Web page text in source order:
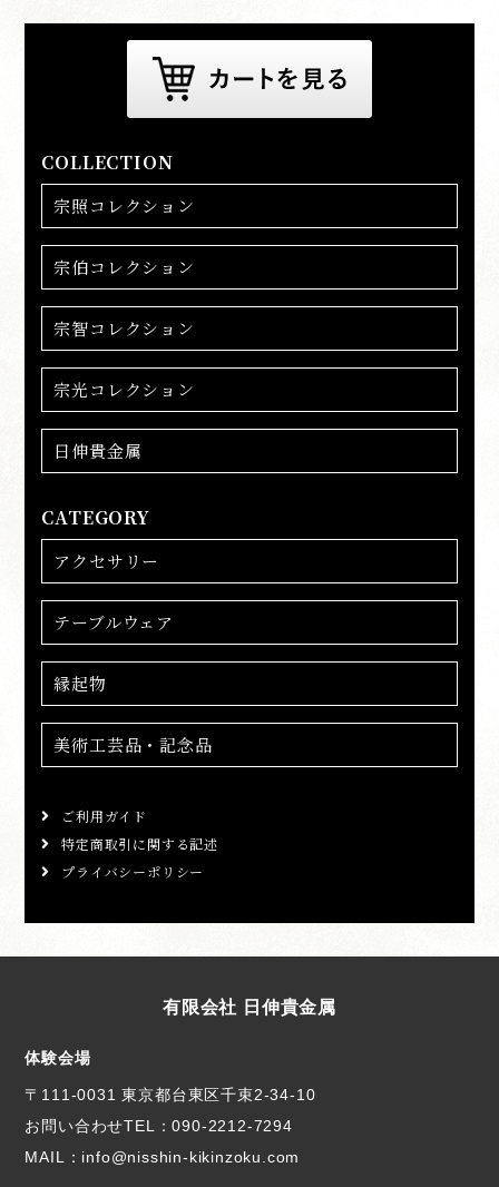
COLLECTION
宗照コレクション
宗伯コレクション
宗智コレクション
宗光コレクション
日伸貴金属
CATEGORY
アクセサリー
テーブルウェア
縁起物
美術工芸品・記念品
ご利用ガイド
特定商取引に関する記述
プライバシーポリシー
有限会社 日伸貴金属
体験会場
〒111-0031 東京都台東区千束2-34-10
お問い合わせTEL：090-2212-7294
MAIL：info@nisshin-kikinzoku.com